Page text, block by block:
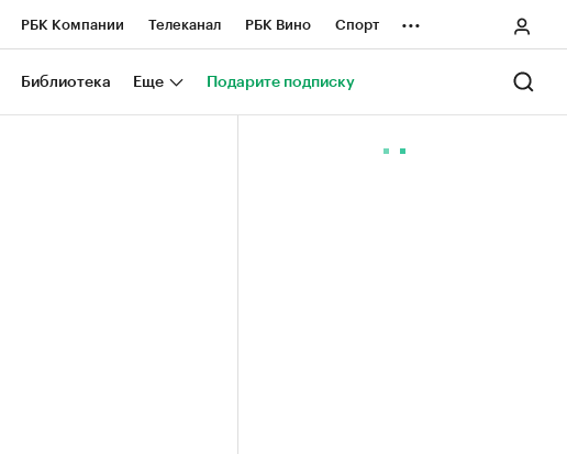
РБК Компании Телеканал РБК Вино Спорт
Национальные проекты Город
...
Библиотека Еще Подарите подписку